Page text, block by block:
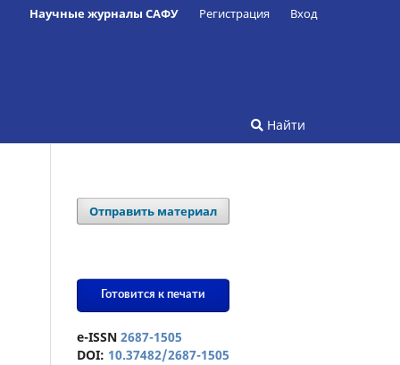
Найти
Научные журналы САФУ Регистрация Вход
Отправить материал
Готовится к печати
e-ISSN 2687-1505
DOI: 10.37482/2687-1505